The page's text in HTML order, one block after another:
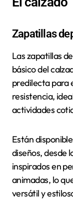
Zapatillas
Las zapatillas
básico del
predilecta para
resistencia,
actividades
Están
diseños, desde
inspirados en
animadas, lo
versátil y